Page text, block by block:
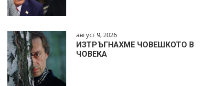
август 9, 2026
ИЗТРЪГНАХМЕ ЧОВЕШКОТО В
ЧОВЕКА